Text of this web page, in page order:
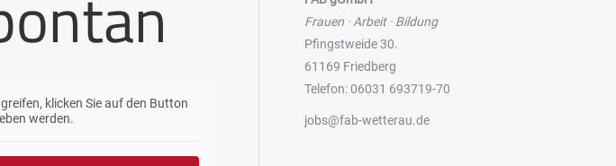
klicken Sie auf den Button
werden.
Frauen · Arbeit · Bildung
Pfingstweide 30.
61169 Friedberg
Telefon: 06031 693719-70
jobs@fab-wetterau.de